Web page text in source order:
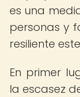
es una
personas y
resiliente
En primer
la escasez